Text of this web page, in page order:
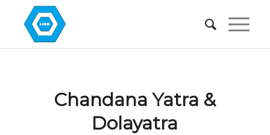
Chandana Yatra &
Dolayatra